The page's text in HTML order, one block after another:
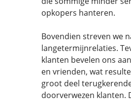
opkopers hanteren.
Bovendien streven we
langetermijnrelaties.
klanten bevelen ons
en vrienden, wat
groot deel
doorverwezen klanten.